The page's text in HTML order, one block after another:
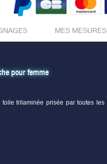
MES MESURES
pour femme
trilaminée prisée par toutes les